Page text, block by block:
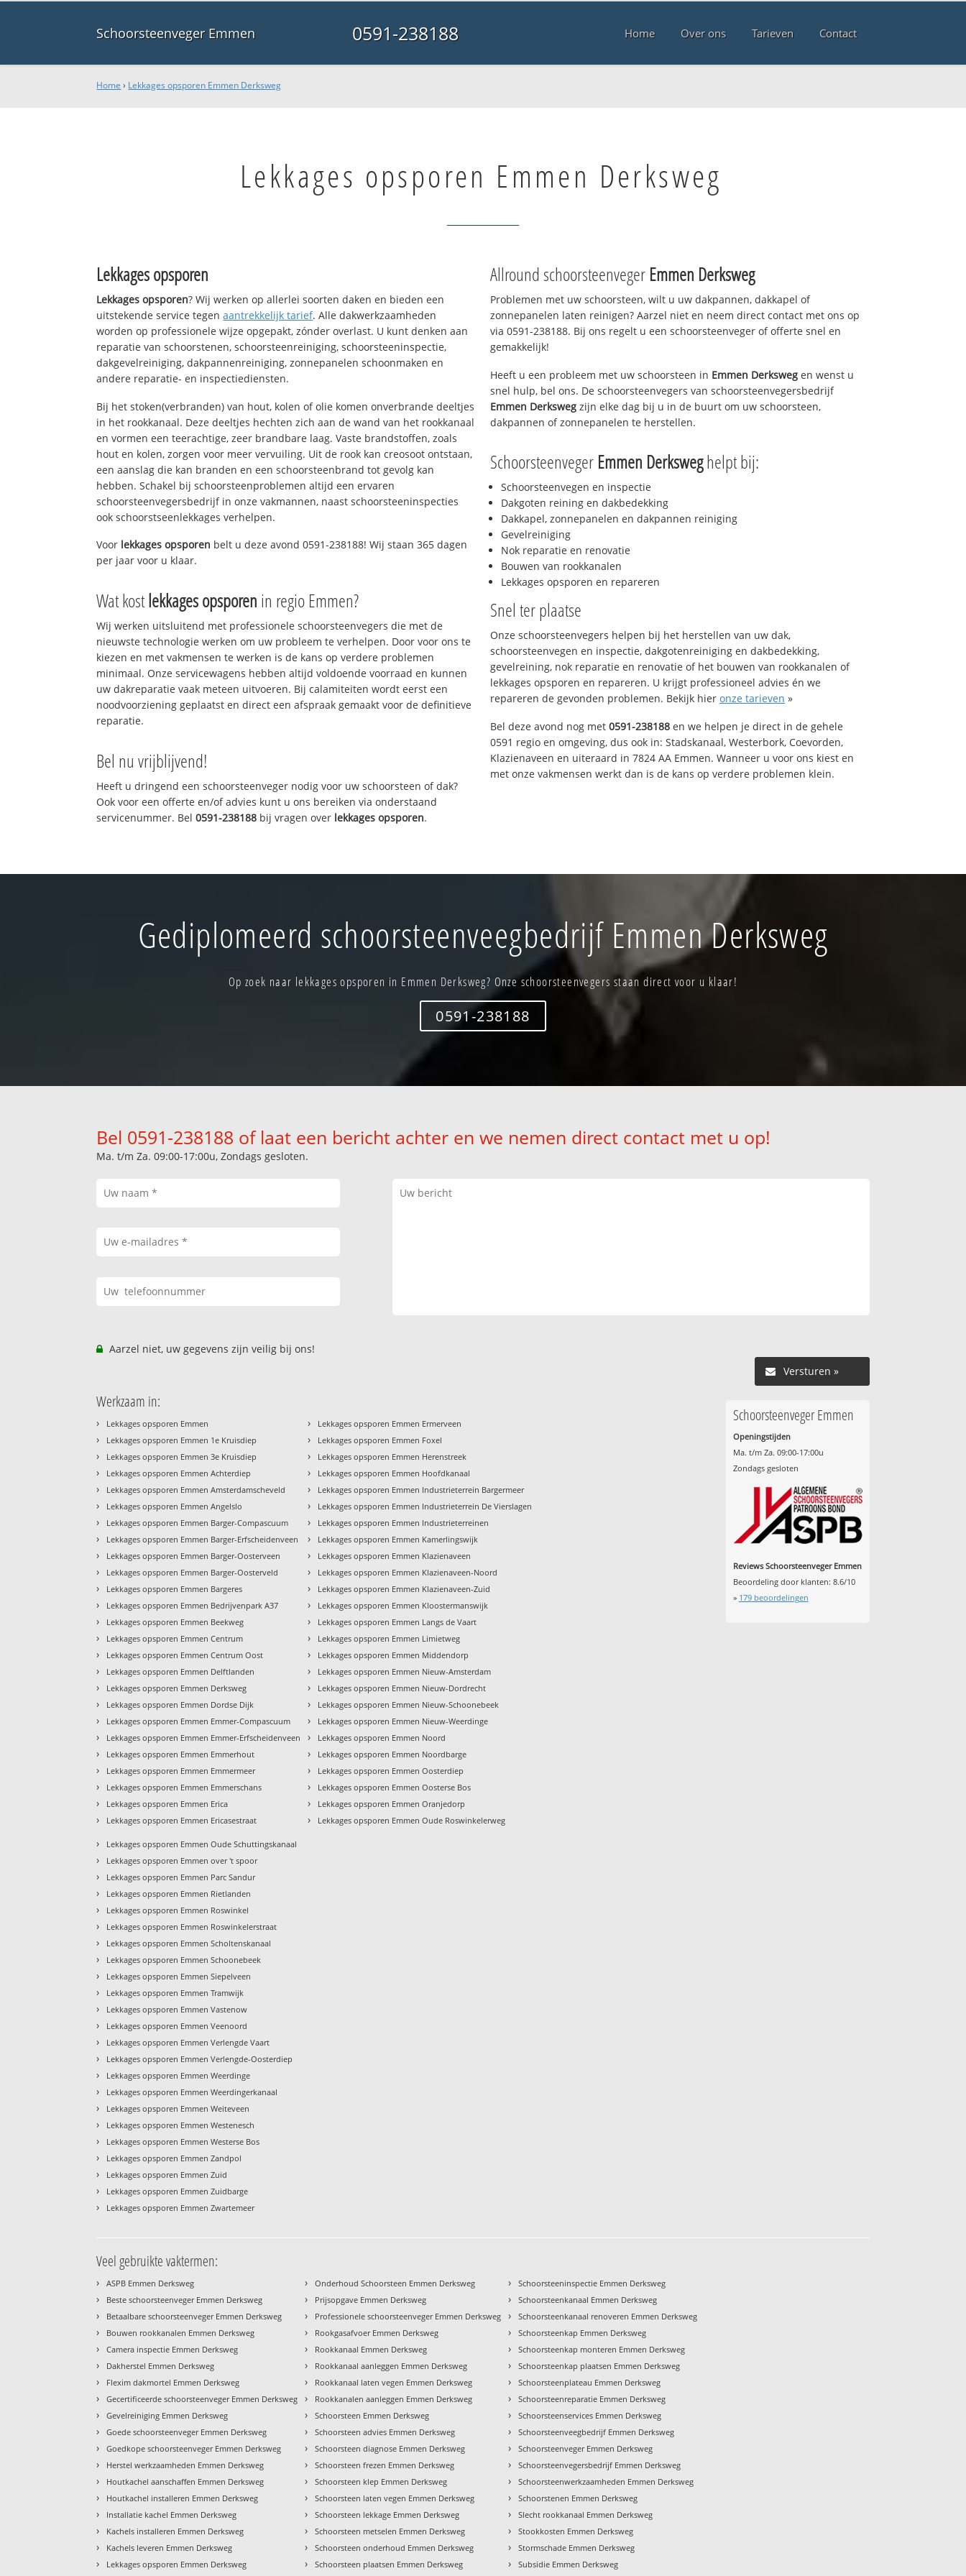
Schoorsteenveger Emmen 0591-238188 Home Over ons Tarieven Contact
Home › Lekkages opsporen Emmen Derksweg
Lekkages opsporen Emmen Derksweg
Lekkages opsporen
Lekkages opsporen? Wij werken op allerlei soorten daken en bieden een
uitstekende service tegenaantrekkelijk tarief. Alle dakwerkzaamheden
worden op professionele wijze opgepakt, zónder overlast. U kunt denken aan
reparatie van schoorstenen, schoorsteenreiniging, schoorsteeninspectie,
dakgevelreiniging, dakpannenreiniging, zonnepanelen schoonmaken en
andere reparatie- en inspectiediensten.
Bij het stoken(verbranden) van hout, kolen of olie komen onverbrande deeltjes
in het rookkanaal. Deze deeltjes hechten zich aan de wand van het rookkanaal
en vormen een teerachtige, zeer brandbare laag. Vaste brandstoffen, zoals
hout en kolen, zorgen voor meer vervuiling. Uit de rook kan creosoot ontstaan,
een aanslag die kan branden en een schoorsteenbrand tot gevolg kan
hebben. Schakel bij schoorsteenproblemen altijd een ervaren
schoorsteenvegersbedrijf in onze vakmannen, naast schoorsteeninspecties
ook schoorstseenlekkages verhelpen.
Voor lekkages opsporen belt u deze avond 0591-238188! Wij staan 365 dagen
per jaar voor u klaar.
Wat kostlekkages opsporen in regio Emmen?
Wij werken uitsluitend met professionele schoorsteenvegers die met de
nieuwste technologie werken om uw probleem te verhelpen. Door voor ons te
kiezen en met vakmensen te werken is de kans op verdere problemen
minimaal. Onze servicewagens hebben altijd voldoende voorraad en kunnen
uw dakreparatie vaak meteen uitvoeren. Bij calamiteiten wordt eerst een
noodvoorziening geplaatst en direct een afspraak gemaakt voor de definitieve
reparatie.
Bel nu vrijblijvend!
Heeft u dringend een schoorsteenveger nodig voor uw schoorsteen of dak?
Ook voor een offerte en/of advies kunt u ons bereiken via onderstaand
servicenummer. Bel0591-238188 bij vragen over lekkages opsporen.
Allround schoorsteenveger Emmen Derksweg
Problemen met uw schoorsteen, wilt u uw dakpannen, dakkapel of
zonnepanelen laten reinigen? Aarzel niet en neem direct contact met ons op
via 0591-238188. Bij ons regelt u een schoorsteenveger of offerte snel en
gemakkelijk!
Heeft u een probleem met uw schoorsteen in Emmen Derksweg en wenst u
snel hulp, bel ons. De schoorsteenvegers van schoorsteenvegersbedrijf
Emmen Derksweg zijn elke dag bij u in de buurt om uw schoorsteen,
dakpannen of zonnepanelen te herstellen.
Schoorsteenveger Emmen Derksweghelpt bij:
Schoorsteenvegen en inspectie
Dakgoten reining en dakbedekking
Dakkapel, zonnepanelen en dakpannen reiniging
Gevelreiniging
Nok reparatie en renovatie
Bouwen van rookkanalen
Lekkages opsporen en repareren
Snel ter plaatse
Onze schoorsteenvegers helpen bij het herstellen van uw dak,
schoorsteenvegen en inspectie, dakgotenreiniging en dakbedekking,
gevelreining, nok reparatie en renovatie of het bouwen van rookkanalen of
lekkages opsporen en repareren. U krijgt professioneel advies én we
repareren de gevonden problemen. Bekijk hier onze tarieven »
Bel deze avond nog met 0591-238188 en we helpen je direct in de gehele
0591 regio en omgeving, dus ook in: Stadskanaal, Westerbork, Coevorden,
Klazienaveen en uiteraard in 7824 AA Emmen. Wanneer u voor ons kiest en
met onze vakmensen werkt dan is de kans op verdere problemen klein.
Gediplomeerd schoorsteenveegbedrijf Emmen Derksweg
Op zoek naar lekkages opsporen in Emmen Derksweg? Onze schoorsteenvegers staan direct voor u klaar!
0591-238188
Bel 0591-238188 of laat een bericht achter en we nemen direct contact met u op!
Ma. t/m Za. 09:00-17:00u, Zondags gesloten.
Aarzel niet, uw gegevens zijn veilig bij ons!
Versturen »
Werkzaam in:
› Lekkages opsporen Emmen
› Lekkages opsporen Emmen 1e Kruisdiep
› Lekkages opsporen Emmen 3e Kruisdiep
› Lekkages opsporen Emmen Achterdiep
› Lekkages opsporen Emmen Amsterdamscheveld
› Lekkages opsporen Emmen Angelslo
› Lekkages opsporen Emmen Barger-Compascuum
› Lekkages opsporen Emmen Barger-Erfscheidenveen
› Lekkages opsporen Emmen Barger-Oosterveen
› Lekkages opsporen Emmen Barger-Oosterveld
› Lekkages opsporen Emmen Bargeres
› Lekkages opsporen Emmen Bedrijvenpark A37
› Lekkages opsporen Emmen Beekweg
› Lekkages opsporen Emmen Centrum
› Lekkages opsporen Emmen Centrum Oost
› Lekkages opsporen Emmen Delftlanden
› Lekkages opsporen Emmen Derksweg
› Lekkages opsporen Emmen Dordse Dijk
› Lekkages opsporen Emmen Emmer-Compascuum
› Lekkages opsporen Emmen Emmer-Erfscheidenveen
› Lekkages opsporen Emmen Emmerhout
› Lekkages opsporen Emmen Emmermeer
› Lekkages opsporen Emmen Emmerschans
› Lekkages opsporen Emmen Erica
› Lekkages opsporen Emmen Ericasestraat
› Lekkages opsporen Emmen Ermerveen
› Lekkages opsporen Emmen Foxel
› Lekkages opsporen Emmen Herenstreek
› Lekkages opsporen Emmen Hoofdkanaal
› Lekkages opsporen Emmen Industrieterrein Bargermeer
› Lekkages opsporen Emmen Industrieterrein De Vierslagen
› Lekkages opsporen Emmen Industrieterreinen
› Lekkages opsporen Emmen Kamerlingswijk
› Lekkages opsporen Emmen Klazienaveen
› Lekkages opsporen Emmen Klazienaveen-Noord
› Lekkages opsporen Emmen Klazienaveen-Zuid
› Lekkages opsporen Emmen Kloostermanswijk
› Lekkages opsporen Emmen Langs de Vaart
› Lekkages opsporen Emmen Limietweg
› Lekkages opsporen Emmen Middendorp
› Lekkages opsporen Emmen Nieuw-Amsterdam
› Lekkages opsporen Emmen Nieuw-Dordrecht
› Lekkages opsporen Emmen Nieuw-Schoonebeek
› Lekkages opsporen Emmen Nieuw-Weerdinge
› Lekkages opsporen Emmen Noord
› Lekkages opsporen Emmen Noordbarge
› Lekkages opsporen Emmen Oosterdiep
› Lekkages opsporen Emmen Oosterse Bos
› Lekkages opsporen Emmen Oranjedorp
› Lekkages opsporen Emmen Oude Roswinkelerweg
› Lekkages opsporen Emmen Oude Schuttingskanaal
› Lekkages opsporen Emmen over 't spoor
› Lekkages opsporen Emmen Parc Sandur
› Lekkages opsporen Emmen Rietlanden
› Lekkages opsporen Emmen Roswinkel
› Lekkages opsporen Emmen Roswinkelerstraat
› Lekkages opsporen Emmen Scholtenskanaal
› Lekkages opsporen Emmen Schoonebeek
› Lekkages opsporen Emmen Siepelveen
› Lekkages opsporen Emmen Tramwijk
› Lekkages opsporen Emmen Vastenow
› Lekkages opsporen Emmen Veenoord
› Lekkages opsporen Emmen Verlengde Vaart
› Lekkages opsporen Emmen Verlengde-Oosterdiep
› Lekkages opsporen Emmen Weerdinge
› Lekkages opsporen Emmen Weerdingerkanaal
› Lekkages opsporen Emmen Weiteveen
› Lekkages opsporen Emmen Westenesch
› Lekkages opsporen Emmen Westerse Bos
› Lekkages opsporen Emmen Zandpol
› Lekkages opsporen Emmen Zuid
› Lekkages opsporen Emmen Zuidbarge
› Lekkages opsporen Emmen Zwartemeer
Schoorsteenveger Emmen
Openingstijden
Ma. t/m Za. 09:00-17:00u
Zondags gesloten
Reviews Schoorsteenveger Emmen
Beoordeling door klanten: 8.6/10
» 179beoordelingen
Veel gebruikte vaktermen:
› ASPB Emmen Derksweg
› Beste schoorsteenveger Emmen Derksweg
› Betaalbare schoorsteenveger Emmen Derksweg
› Bouwen rookkanalen Emmen Derksweg
› Camera inspectie Emmen Derksweg
› Dakherstel Emmen Derksweg
› Flexim dakmortel Emmen Derksweg
› Gecertificeerde schoorsteenveger Emmen Derksweg
› Gevelreiniging Emmen Derksweg
› Goede schoorsteenveger Emmen Derksweg
› Goedkope schoorsteenveger Emmen Derksweg
› Herstel werkzaamheden Emmen Derksweg
› Houtkachel aanschaffen Emmen Derksweg
› Houtkachel installeren Emmen Derksweg
› Installatie kachel Emmen Derksweg
› Kachels installeren Emmen Derksweg
› Kachels leveren Emmen Derksweg
› Lekkages opsporen Emmen Derksweg
› Onderhoud Schoorsteen Emmen Derksweg
› Prijsopgave Emmen Derksweg
› Professionele schoorsteenveger Emmen Derksweg
› Rookgasafvoer Emmen Derksweg
› Rookkanaal Emmen Derksweg
› Rookkanaal aanleggen Emmen Derksweg
› Rookkanaal laten vegen Emmen Derksweg
› Rookkanalen aanleggen Emmen Derksweg
› Schoorsteen Emmen Derksweg
› Schoorsteen advies Emmen Derksweg
› Schoorsteen diagnose Emmen Derksweg
› Schoorsteen frezen Emmen Derksweg
› Schoorsteen klep Emmen Derksweg
› Schoorsteen laten vegen Emmen Derksweg
› Schoorsteen lekkage Emmen Derksweg
› Schoorsteen metselen Emmen Derksweg
› Schoorsteen onderhoud Emmen Derksweg
› Schoorsteen plaatsen Emmen Derksweg
› Schoorsteeninspectie Emmen Derksweg
› Schoorsteenkanaal Emmen Derksweg
› Schoorsteenkanaal renoveren Emmen Derksweg
› Schoorsteenkap Emmen Derksweg
› Schoorsteenkap monteren Emmen Derksweg
› Schoorsteenkap plaatsen Emmen Derksweg
› Schoorsteenplateau Emmen Derksweg
› Schoorsteenreparatie Emmen Derksweg
› Schoorsteenservices Emmen Derksweg
› Schoorsteenveegbedrijf Emmen Derksweg
› Schoorsteenveger Emmen Derksweg
› Schoorsteenvegersbedrijf Emmen Derksweg
› Schoorsteenwerkzaamheden Emmen Derksweg
› Schoorstenen Emmen Derksweg
› Slecht rookkanaal Emmen Derksweg
› Stookkosten Emmen Derksweg
› Stormschade Emmen Derksweg
› Subsidie Emmen Derksweg